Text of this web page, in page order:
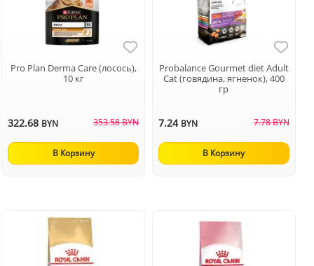
Pro Plan Derma Care (лосось),
10 кг
322.68 BYN 353.58 BYN
В Корзину
Probalance Gourmet diet Adult
Cat (говядина, ягненок), 400
гр
7.24 BYN 7.78 BYN
В Корзину